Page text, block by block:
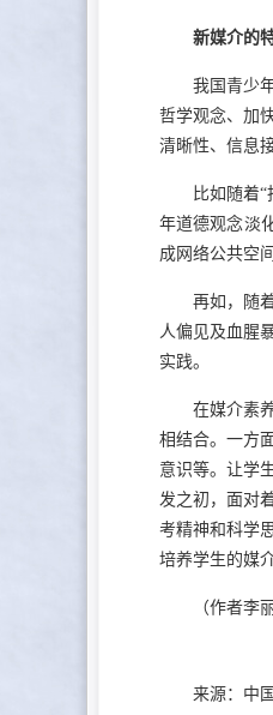
新媒介的
我国青少
哲学观念、加
清晰性、信息
比如随着
年道德观念淡
成网络公共空
再如，随
人偏见及血腥
实践。
在媒介素
相结合。一方
意识等。让学
发之初，面对
考精神和科学
培养学生的媒
（作者李
来源：中